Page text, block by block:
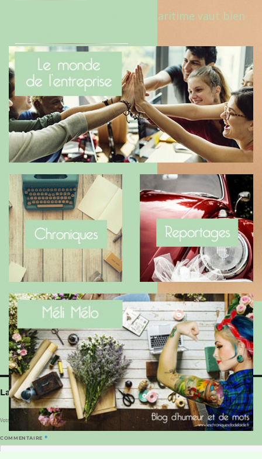
Laisser un commentaire
Votre adresse e-mail ne sera pas publiée. Les champs obligatoires sont indiqués avec*
COMMENTAIRE *
Le Benaise de la Charente-Maritime vaut bien